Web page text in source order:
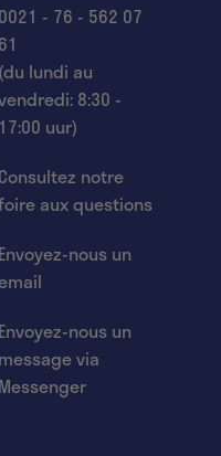
0021 - 76 - 562 07
61
(du lundi au
8:30 -
17:00 uur)
Consultez notre
aux questions
Envoyez-nous un
Envoyez-nous un
message via
Messenger